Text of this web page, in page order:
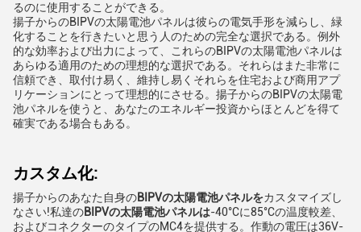
るのに使用することができる。
揚子からのBIPVの太陽電池パネルは彼らの電気手形を減らし、緑
化することを行きたいと思う人のための完全な選択である。例外
的な効率および出力によって、これらのBIPVの太陽電池パネルは
あらゆる適用のための理想的な選択である。それらはまた非常に
信頼でき、取付け易く、維持し易くそれらを住宅および商用アプ
リケーションにとって理想的にさせる。揚子からのBIPVの太陽電
池パネルを使うと、あなたのエネルギー投資からほとんどを得て
確実である場合もある。
カスタム化:
揚子からのあなた自身のBIPVの太陽電池パネルをカスタマイズし
なさい!私達のBIPVの太陽電池パネルは-40°Cに85°Cの温度較差、
およびコネクターのタイプのMC4を提供する。作動の電圧は36V-